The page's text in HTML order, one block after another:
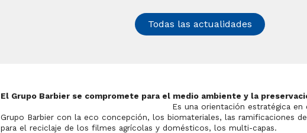
Todas las actualidades
El Grupo Barbier se compromete para el medio ambiente y la
Es una orientación estratégica en el centro
Grupo Barbier con la eco concepción, los biomateriales, las ramificaciones
para el reciclaje de los filmes agrícolas y domésticos, los multi-capas.